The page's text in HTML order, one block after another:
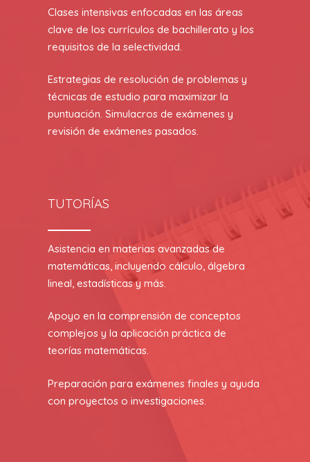
Clases intensivas enfocadas en las áreas
clave de los currículos de bachillerato y los
requisitos de la selectividad.
Estrategias de resolución de problemas y
técnicas de estudio para maximizar la
puntuación. Simulacros de exámenes y
revisión de exámenes pasados.
TUTORÍAS
Asistencia en materias avanzadas de
matemáticas, incluyendo cálculo, álgebra
lineal, estadísticas y más.
Apoyo en la comprensión de conceptos
complejos y la aplicación práctica de
teorías matemáticas.
Preparación para exámenes finales y ayuda
con proyectos o investigaciones.